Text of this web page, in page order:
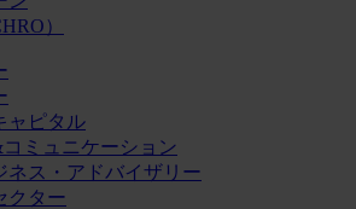
）
ャピタル
ミュニケーション
ネス・アドバイザリー
クター